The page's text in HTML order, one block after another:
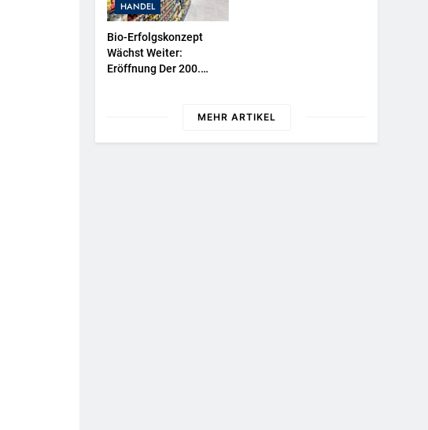
HANDEL
Bio-Erfolgskonzept
Wächst Weiter:
Eröffnung Der 200.
MEHR ARTIKEL